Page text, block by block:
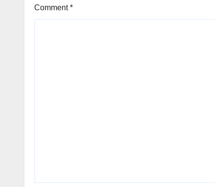
Comment*